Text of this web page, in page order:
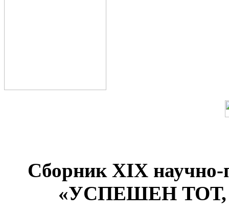
Сборник XIX научно-
«УСПЕШЕН